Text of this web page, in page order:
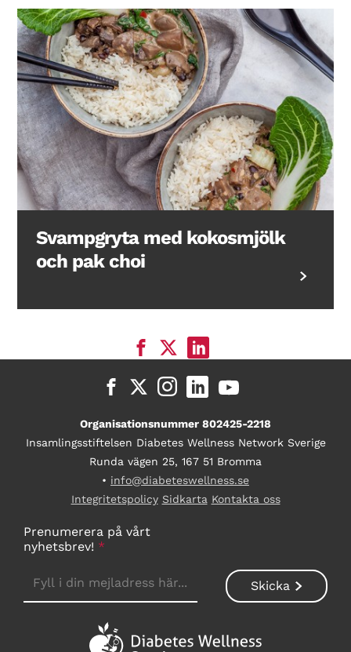
Svampgryta med kokosmjölk
och pak choi
Organisationsnummer 802425-2218
Insamlingsstiftelsen Diabetes Wellness Network Sverige
Runda vägen 25, 167 51 Bromma
• info@diabeteswellness.se
Integritetspolicy Sidkarta Kontakta oss
Prenumerera på vårt
nyhetsbrev! *